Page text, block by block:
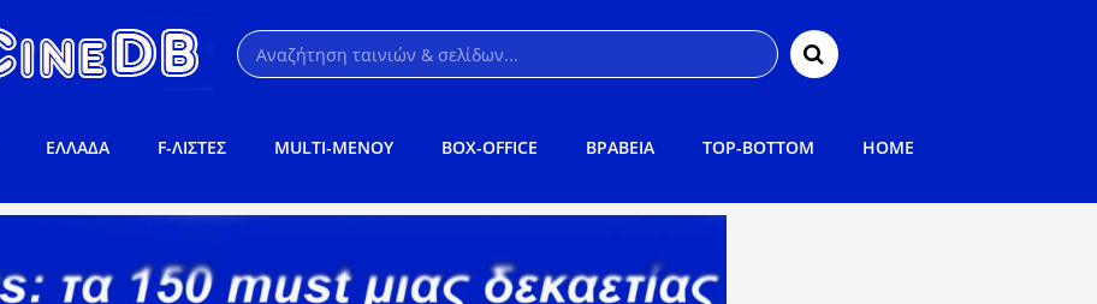
ΕΛΛΑΔΑ F-ΛΙΣΤΕΣ MULTI-ΜΕΝΟΥ BOX-OFFICE ΒΡΑΒΕΙΑ TOP-BOTTOM HOME